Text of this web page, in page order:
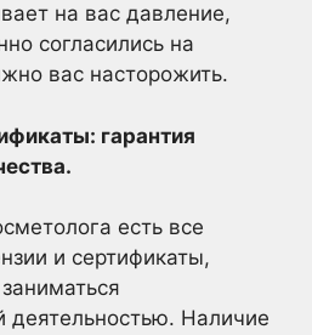
на вас давление,
согласились на
вас насторожить.
гарантия
есть все
и сертификаты,
деятельностью. Наличие